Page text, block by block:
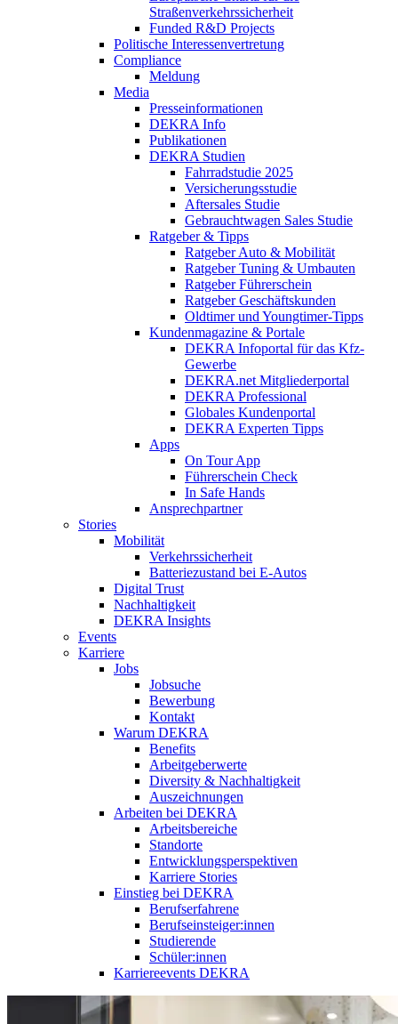
Straßenverkehrssicherheit
Funded R&D Projects
Politische Interessenvertretung
Compliance
Meldung
Media
Presseinformationen
DEKRA Info
Publikationen
DEKRA Studien
Fahrradstudie 2025
Versicherungsstudie
Aftersales Studie
Gebrauchtwagen Sales Studie
Ratgeber & Tipps
Ratgeber Auto & Mobilität
Ratgeber Tuning & Umbauten
Ratgeber Führerschein
Ratgeber Geschäftskunden
Oldtimer und Youngtimer-Tipps
Kundenmagazine & Portale
DEKRA Infoportal für das Kfz-
Gewerbe
DEKRA.net Mitgliederportal
DEKRA Professional
Globales Kundenportal
DEKRA Experten Tipps
Apps
On Tour App
Führerschein Check
In Safe Hands
Ansprechpartner
Stories
Mobilität
Verkehrssicherheit
Batteriezustand bei E-Autos
Digital Trust
Nachhaltigkeit
DEKRA Insights
Events
Karriere
Jobs
Jobsuche
Bewerbung
Kontakt
Warum DEKRA
Benefits
Arbeitgeberwerte
Diversity & Nachhaltigkeit
Auszeichnungen
Arbeiten bei DEKRA
Arbeitsbereiche
Standorte
Entwicklungsperspektiven
Karriere Stories
Einstieg bei DEKRA
Berufserfahrene
Berufseinsteiger:innen
Studierende
Schüler:innen
Karriereevents DEKRA